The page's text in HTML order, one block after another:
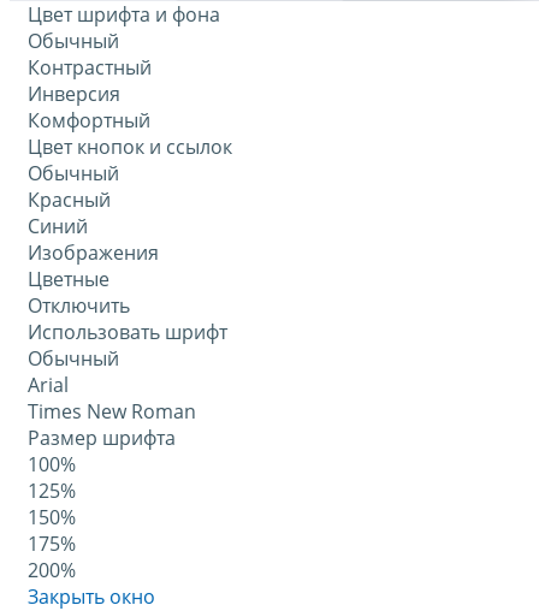
Цвет шрифта и фона
Обычный
Контрастный
Инверсия
Комфортный
Цвет кнопок и ссылок
Обычный
Красный
Синий
Изображения
Цветные
Отключить
Использовать шрифт
Обычный
Arial
Times New Roman
Размер шрифта
100%
125%
150%
175%
200%
Закрыть окно